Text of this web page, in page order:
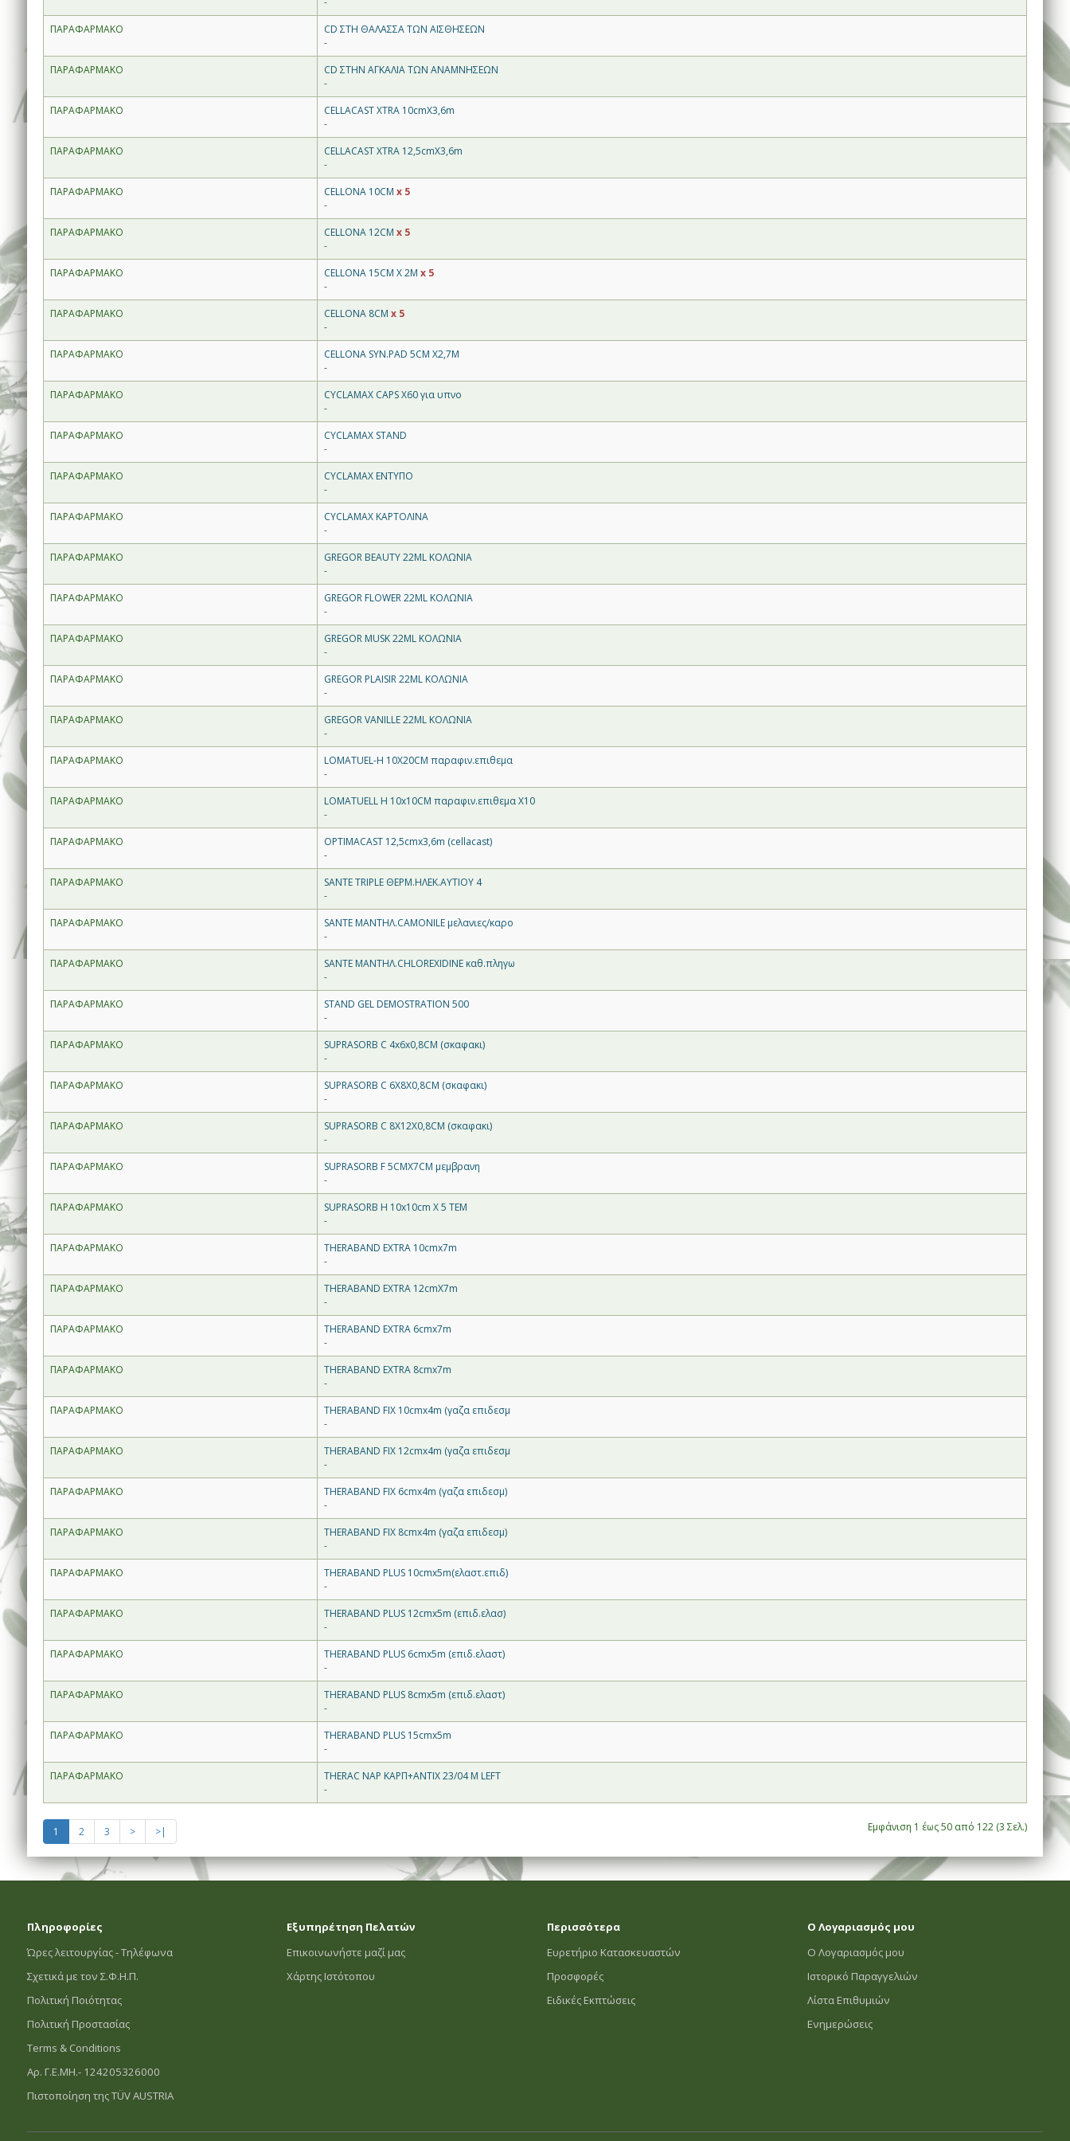
ΠΑΡΑΦΑΡΜΑΚΟ
CD ΣΤΗ ΘΑΛΑΣΣΑ ΤΩΝ ΑΙΣΘΗΣΕΩΝ
-
ΠΑΡΑΦΑΡΜΑΚΟ
CD ΣΤΗΝ ΑΓΚΑΛΙΑ ΤΩΝ ΑΝΑΜΝΗΣΕΩΝ
-
ΠΑΡΑΦΑΡΜΑΚΟ
CELLACAST XTRA 10cmX3,6m
-
ΠΑΡΑΦΑΡΜΑΚΟ
CELLACAST XTRA 12,5cmX3,6m
-
ΠΑΡΑΦΑΡΜΑΚΟ
CELLONA 10CM x 5
-
ΠΑΡΑΦΑΡΜΑΚΟ
CELLONA 12CM x 5
-
ΠΑΡΑΦΑΡΜΑΚΟ
CELLONA 15CM Χ 2Μ x 5
-
ΠΑΡΑΦΑΡΜΑΚΟ
CELLONA 8CM x 5
-
ΠΑΡΑΦΑΡΜΑΚΟ
CELLONA SYN.PAD 5CM X2,7M
-
ΠΑΡΑΦΑΡΜΑΚΟ
CYCLAMAX CAPS X60 για υπνο
-
ΠΑΡΑΦΑΡΜΑΚΟ
CYCLAMAX STAND
-
ΠΑΡΑΦΑΡΜΑΚΟ
CYCLAMAX ΕΝΤΥΠΟ
-
ΠΑΡΑΦΑΡΜΑΚΟ
CYCLAMAX ΚΑΡΤΟΛΙΝΑ
-
ΠΑΡΑΦΑΡΜΑΚΟ
GREGOR BEAUTY 22ML ΚΟΛΩΝΙΑ
-
ΠΑΡΑΦΑΡΜΑΚΟ
GREGOR FLOWER 22ML ΚΟΛΩΝΙΑ
-
ΠΑΡΑΦΑΡΜΑΚΟ
GREGOR MUSK 22ML ΚΟΛΩΝΙΑ
-
ΠΑΡΑΦΑΡΜΑΚΟ
GREGOR PLAISIR 22ML ΚΟΛΩΝΙΑ
-
ΠΑΡΑΦΑΡΜΑΚΟ
GREGOR VANILLE 22ML ΚΟΛΩΝΙΑ
-
ΠΑΡΑΦΑΡΜΑΚΟ
LOMATUEL-H 10X20CM παραφιν.επιθεμα
-
ΠΑΡΑΦΑΡΜΑΚΟ
LOMATUELL H 10x10CM παραφιν.επιθεμα X10
-
ΠΑΡΑΦΑΡΜΑΚΟ
OPTIMACAST 12,5cmx3,6m (cellacast)
-
ΠΑΡΑΦΑΡΜΑΚΟ
SANTE TRIPLE ΘΕΡΜ.ΗΛΕΚ.ΑΥΤIOY 4
-
ΠΑΡΑΦΑΡΜΑΚΟ
SANTE ΜΑΝΤΗΛ.CAMONILE μελανιες/καρο
-
ΠΑΡΑΦΑΡΜΑΚΟ
SANTE ΜΑΝΤΗΛ.CHLOREXIDINE καθ.πληγω
-
ΠΑΡΑΦΑΡΜΑΚΟ
STAND GEL DEMOSTRATION 500
-
ΠΑΡΑΦΑΡΜΑΚΟ
SUPRASORB C 4x6x0,8CM (σκαφακι)
-
ΠΑΡΑΦΑΡΜΑΚΟ
SUPRASORB C 6X8X0,8CM (σκαφακι)
-
ΠΑΡΑΦΑΡΜΑΚΟ
SUPRASORB C 8X12X0,8CM (σκαφακι)
-
ΠΑΡΑΦΑΡΜΑΚΟ
SUPRASORB F 5CMX7CM μεμβρανη
-
ΠΑΡΑΦΑΡΜΑΚΟ
SUPRASORB H 10x10cm X 5 TEM
-
ΠΑΡΑΦΑΡΜΑΚΟ
THERABAND EXTRA 10cmx7m
-
ΠΑΡΑΦΑΡΜΑΚΟ
THERABAND EXTRA 12cmX7m
-
ΠΑΡΑΦΑΡΜΑΚΟ
THERABAND EXTRA 6cmx7m
-
ΠΑΡΑΦΑΡΜΑΚΟ
THERABAND EXTRA 8cmx7m
-
ΠΑΡΑΦΑΡΜΑΚΟ
THERABAND FIX 10cmx4m (γαζα επιδεσμ
-
ΠΑΡΑΦΑΡΜΑΚΟ
THERABAND FIX 12cmx4m (γαζα επιδεσμ
-
ΠΑΡΑΦΑΡΜΑΚΟ
THERABAND FIX 6cmx4m (γαζα επιδεσμ)
-
ΠΑΡΑΦΑΡΜΑΚΟ
THERABAND FIX 8cmx4m (γαζα επιδεσμ)
-
ΠΑΡΑΦΑΡΜΑΚΟ
THERABAND PLUS 10cmx5m(ελαστ.επιδ)
-
ΠΑΡΑΦΑΡΜΑΚΟ
THERABAND PLUS 12cmx5m (επιδ.ελασ)
-
ΠΑΡΑΦΑΡΜΑΚΟ
THERABAND PLUS 6cmx5m (επιδ.ελαστ)
-
ΠΑΡΑΦΑΡΜΑΚΟ
THERABAND PLUS 8cmx5m (επιδ.ελαστ)
-
ΠΑΡΑΦΑΡΜΑΚΟ
THERABAND PLUS 15cmx5m
-
ΠΑΡΑΦΑΡΜΑΚΟ
THERAC ΝΑΡ ΚΑΡΠ+ΑΝΤΙΧ 23/04 M LEFT
-
1 2 3 > >| Εμφάνιση 1 έως 50 από 122 (3 Σελ.)
Πληροφορίες
Ώρες λειτουργίας - Τηλέφωνα
Σχετικά με τον Σ.Φ.Η.Π.
Πολιτική Ποιότητας
Πολιτική Προστασίας
Terms & Conditions
Αρ. Γ.Ε.ΜΗ.- 124205326000
Πιστοποίηση της TÜV AUSTRIA
Εξυπηρέτηση Πελατών
Επικοινωνήστε μαζί μας
Χάρτης Ιστότοπου
Περισσότερα
Ευρετήριο Κατασκευαστών
Προσφορές
Ειδικές Εκπτώσεις
Ο Λογαριασμός μου
Ο Λογαριασμός μου
Ιστορικό Παραγγελιών
Λίστα Επιθυμιών
Ενημερώσεις